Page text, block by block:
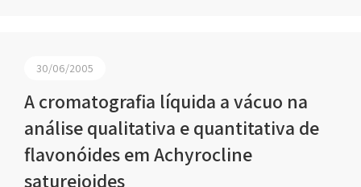
30/06/2005
A cromatografia líquida a vácuo na
análise qualitativa e quantitativa de
flavonóides em Achyrocline
satureioides